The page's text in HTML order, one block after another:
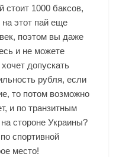
стоит 1000 баксов,
на этот пай еще
поэтом вы даже
и не можете
допускать
рубля, если
то потом возможно
и по транзитным
стороне Украины?
спортивной
место!